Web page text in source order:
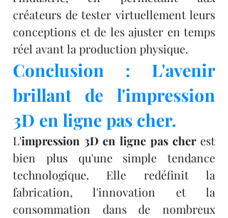
créateurs de tester virtuellement leurs
conceptions et de les ajuster en temps
réel avant la production physique.
Conclusion : L'avenir
brillant de l'impression
3D en ligne pas cher.
L'impression 3D en ligne pas cher est
bien plus qu'une simple tendance
technologique. Elle redéfinit la
fabrication, l'innovation et la
consommation dans de nombreux